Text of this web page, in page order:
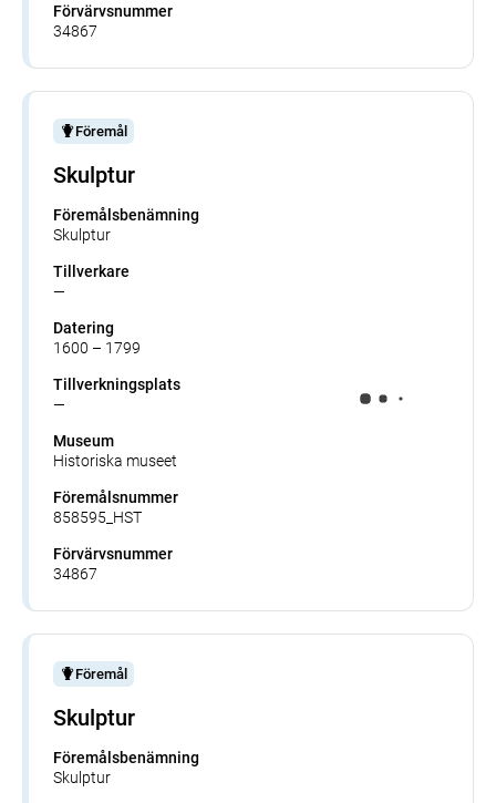
Förvärvsnummer
34867
Föremål
Skulptur
Föremålsbenämning
Skulptur
Tillverkare
—
Datering
1600 – 1799
Tillverkningsplats
—
Museum
Historiska museet
Föremålsnummer
858595_HST
Förvärvsnummer
34867
Föremål
Skulptur
Föremålsbenämning
Skulptur